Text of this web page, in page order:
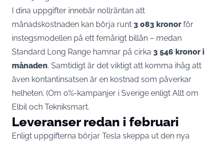
I dina uppgifter innebär nollräntan att
månadskostnaden kan börja runt 3 083 kronorför
instegsmodellen på ett femårigt billån – medan
Standard Long Range hamnar på cirka 3 546 kronor i
månaden. Samtidigt är det viktigt att komma ihåg att
även kontantinsatsen är en kostnad som påverkar
helheten. (Om 0%-kampanjer i Sverige enligt Allt om
Elbil och Tekniksmart.
Leveranser redan i februari
Enligt uppgifterna börjar Tesla skeppa ut den nya